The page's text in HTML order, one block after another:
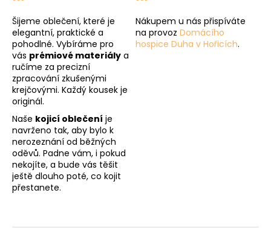
Šijeme oblečení, které je
elegantní, praktické a
pohodlné. Vybíráme pro
vás prémiové materiály a
ručíme za precizní
zpracování zkušenými
krejčovými. Každý kousek je
originál.
Naše kojicí oblečení je
navrženo tak, aby bylo k
nerozeznání od běžných
oděvů. Padne vám, i pokud
nekojíte, a bude vás těšit
ještě dlouho poté, co kojit
přestanete.
Nákupem u nás přispíváte
na provoz Domácího
hospice Duha v Hořicích.